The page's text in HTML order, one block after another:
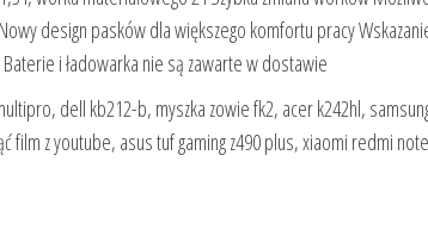
design pasków dla większego komfortu pracy
i ładowarka nie są zawarte w dostawie
dell kb212-b, myszka zowie fk2, acer k242hl,
z youtube, asus tuf gaming z490 plus, xiaomi redmi